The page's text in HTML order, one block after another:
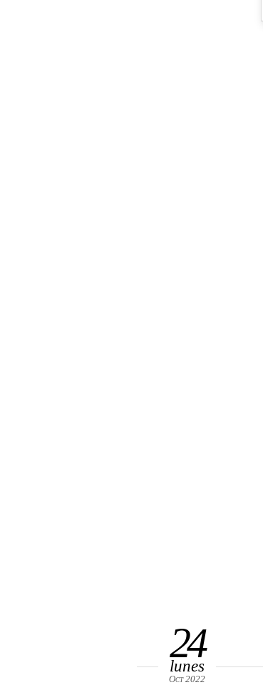
24
lunes
Oct 2022